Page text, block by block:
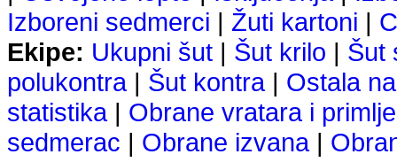
Izboreni sedmerci | Žuti kartoni |
Ekipe: Ukupni šut | Šut krilo | Šut
polukontra| Šut kontra| Ostala
statistika| Obrane vratara i
sedmerac | Obrane izvana|